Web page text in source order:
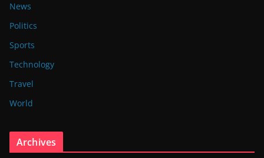
News
Politics
Sports
Technology
Travel
World
Archives